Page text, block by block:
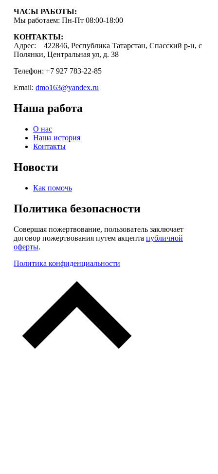
ЧАСЫ РАБОТЫ:
Мы работаем: Пн-Пт 08:00-18:00
КОНТАКТЫ:
Адрес: 422846, Республика Татарстан, Спасский р-н, с
Полянки, Центральная ул, д. 38
Телефон: +7 927 783-22-85
Email: dmo163@yandex.ru
Наша работа
О нас
Наша история
Контакты
Новости
Как помочь
Политика безопасности
Совершая пожертвование, пользователь заключает
договор пожертвования путем акцепта публичной
оферты.
Политика конфиденциальности